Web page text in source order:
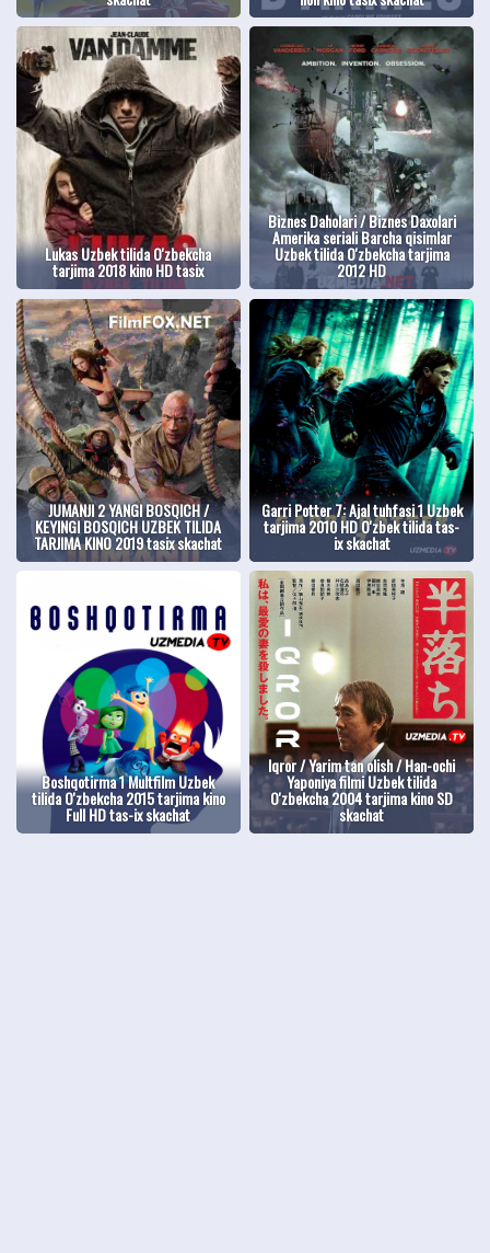
Lukas Uzbek tilida O'zbekcha
tarjima 2018 kino HD tasix
Biznes Daholari / Biznes Daxolari
Amerika seriali Barcha qisimlar
Uzbek tilida O'zbekcha tarjima
2012 HD
JUMANJI 2 YANGI BOSQICH /
KEYINGI BOSQICH UZBEK TILIDA
TARJIMA KINO 2019 tasix skachat
Garri Potter 7: Ajal tuhfasi 1 Uzbek
tarjima 2010 HD O'zbek tilida tas-
ix skachat
Boshqotirma 1 Multfilm Uzbek
tilida O'zbekcha 2015 tarjima kino
Full HD tas-ix skachat
Iqror / Yarim tan olish / Han-ochi
Yaponiya filmi Uzbek tilida
O'zbekcha 2004 tarjima kino SD
skachat